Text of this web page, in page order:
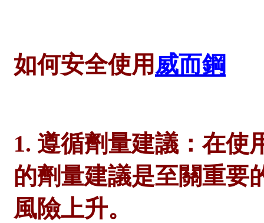
如何安全使用威而鋼
1. 遵循劑量建議：在使
的劑量建議是至關重要
風險上升。